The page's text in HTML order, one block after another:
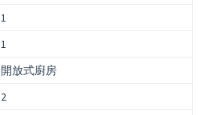
1
1
開放式廚房
2